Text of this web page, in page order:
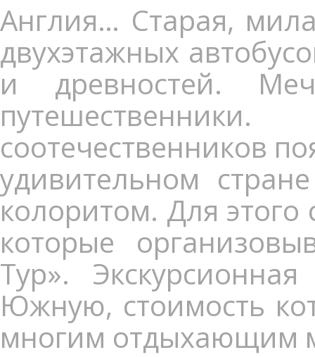
Англия… Старая,
двухэтажных
и древностей.
соотечественников
удивительном
колоритом. Для
которые
Тур».
Южную, стоимость
многим отдыхающим